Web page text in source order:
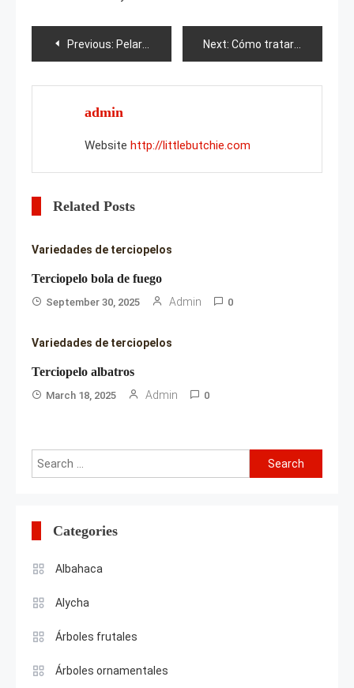
PostPrevious: Pelargonio en polvo Next: Cómo tratar el fusarium de las fresas?
admin
Website http://littlebutchie.com
Related Posts
Variedades de terciopelos
Terciopelo bola de fuego
September 30, 2025 Admin 0
Variedades de terciopelos
Terciopelo albatros
March 18, 2025 Admin 0
Search
for:
Categories
Albahaca
Alycha
Árboles frutales
Árboles ornamentales